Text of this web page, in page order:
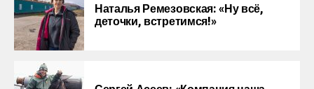
Наталья Ремезовская: «Ну всё,
деточки, встретимся!»